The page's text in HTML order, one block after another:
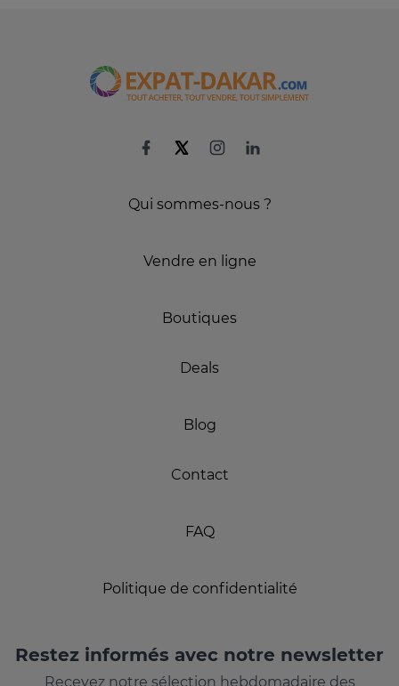
Qui sommes-nous ?
Vendre en ligne
Boutiques
Deals
Blog
Contact
FAQ
Politique de confidentialité
Restez informés avec notre newsletter
Recevez notre sélection hebdomadaire des